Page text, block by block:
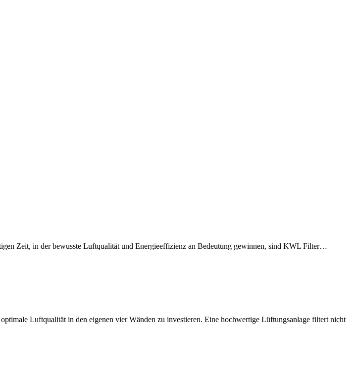
Zeit, in der bewusste Luftqualität und Energieeffizienz an Bedeutung gewinnen, sind KWL Filter…
Luftqualität in den eigenen vier Wänden zu investieren. Eine hochwertige Lüftungsanlage filtert nicht